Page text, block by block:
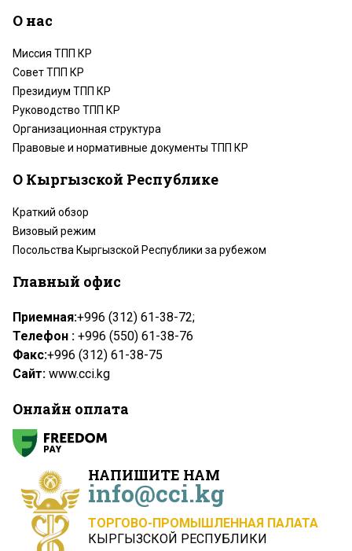
НАПИШИТЕ НАМ
info@cci.kg
ТОРГОВО-ПРОМЫШЛЕННАЯ ПАЛАТА
КЫРГЫЗСКОЙ РЕСПУБЛИКИ
О нас
Миссия ТПП КР
Совет ТПП КР
Президиум ТПП КР
Руководство ТПП КР
Организационная структура
Правовые и нормативные документы ТПП КР
О Кыргызской Республике
Краткий обзор
Визовый режим
Посольства Кыргызской Республики за рубежом
Главный офис
Приемная:+996 (312) 61-38-72;
Телефон : +996 (550) 61-38-76
Факс:+996 (312) 61-38-75
Сайт: www.cci.kg
Онлайн оплата